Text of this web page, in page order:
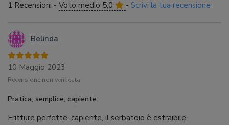
1 Recensioni - Voto medio 5,0 - Scrivi la tua recensione
Belinda
10 Maggio 2023
Recensione non verificata
Pratica, semplice, capiente.
Fritture perfette, capiente, il serbatoio è estraibile